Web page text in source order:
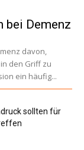
bei Demenz
davon,
den Griff zu
ein häufig...
sollten für